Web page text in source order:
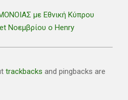
με Εθνική Κύπρου
Νοεμβρίου ο Henry
trackbacks and pingbacks are